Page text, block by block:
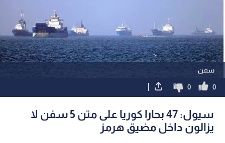
سفن
0
0
سيول: 47 بحارا كوريا على متن 5 سفن لا
يزالون داخل مضيق هرمز